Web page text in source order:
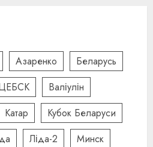
Азаренко
Беларусь
Валіулін
Катар
Кубок Беларуси
Ліда-2
Минск